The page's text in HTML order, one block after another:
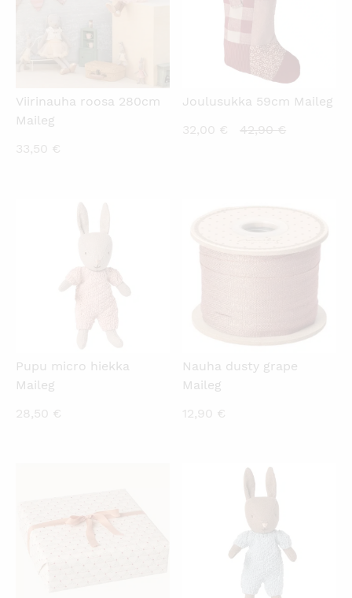
Viirinauha roosa 280cm
Maileg
33,50 €
Joulusukka 59cm Maileg
32,00 €
Nykyinen
42,90€
Pupu micro hiekka
Maileg
28,50 €
Nauha dusty grape
Maileg
12,90 €